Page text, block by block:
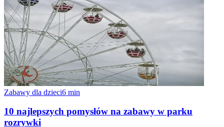
Zabawy dla dzieci6 min
10 najlepszych pomysłów na zabawy w parku
rozrywki